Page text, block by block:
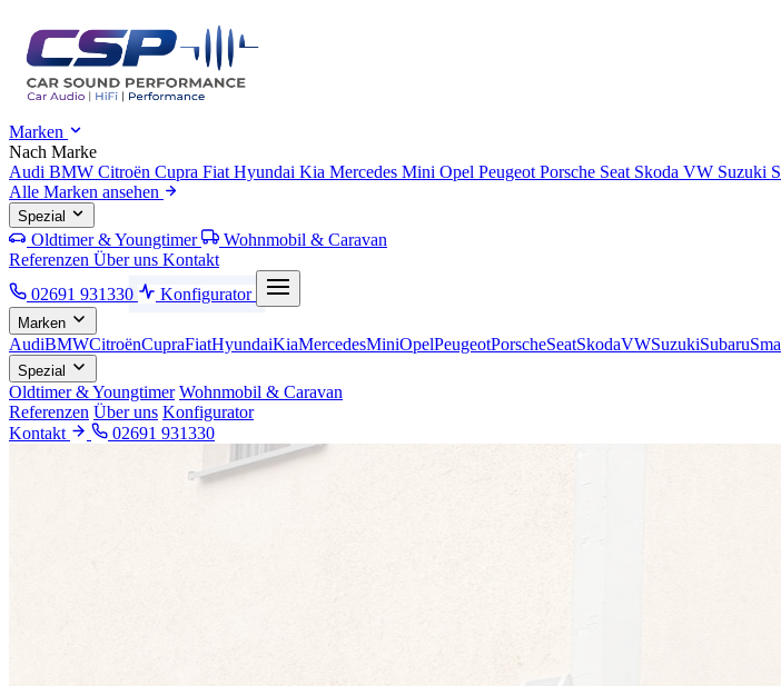
Marken
Nach Marke
Audi BMW Citroën Cupra Fiat Hyundai Kia Mercedes Mini Opel Peugeot Porsche Seat Skoda VW Suzuki
Alle Marken ansehen
Spezial
Oldtimer & Youngtimer
Wohnmobil & Caravan
Referenzen Über uns Kontakt
02691 931330
Konfigurator
Marken
AudiBMWCitroënCupraFiatHyundaiKiaMercedesMiniOpelPeugeotPorscheSeatSkodaVWSuzukiSubaru
Spezial
Oldtimer & Youngtimer Wohnmobil & Caravan
Referenzen Über uns Konfigurator
Kontakt
02691 931330